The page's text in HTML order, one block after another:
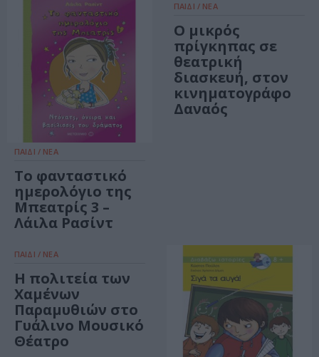
ΠΑΙΔΙ / ΝΕΑ
Το φανταστικό
ημερολόγιο της
Μπεατρίς 3 –
Λάιλα Ρασίντ
ΠΑΙΔΙ / ΝΕΑ
Ο μικρός
πρίγκηπας σε
θεατρική
διασκευή, στον
κινηματογράφο
Δαναός
ΠΑΙΔΙ / ΝΕΑ
Η πολιτεία των
Χαμένων
Παραμυθιών στο
Γυάλινο Μουσικό
Θέατρο